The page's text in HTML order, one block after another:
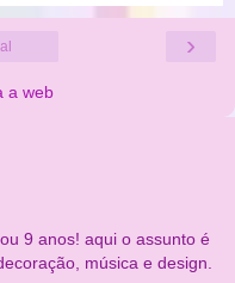
›
a web
9 anos! aqui o assunto é
música e design.